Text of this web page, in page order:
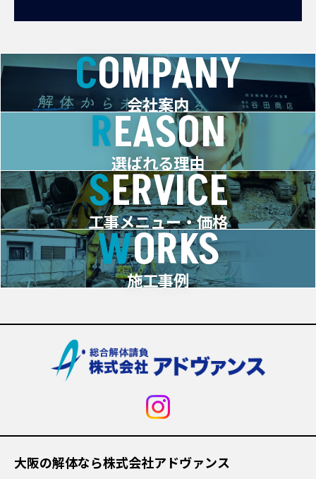
COMPANY
会社案内
REASON
選ばれる理由
WORKS
施工事例
SERVICE
工事メニュー・価格
大阪の解体なら株式会社アドヴァンス